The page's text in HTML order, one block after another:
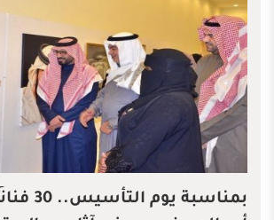
بمناسبة